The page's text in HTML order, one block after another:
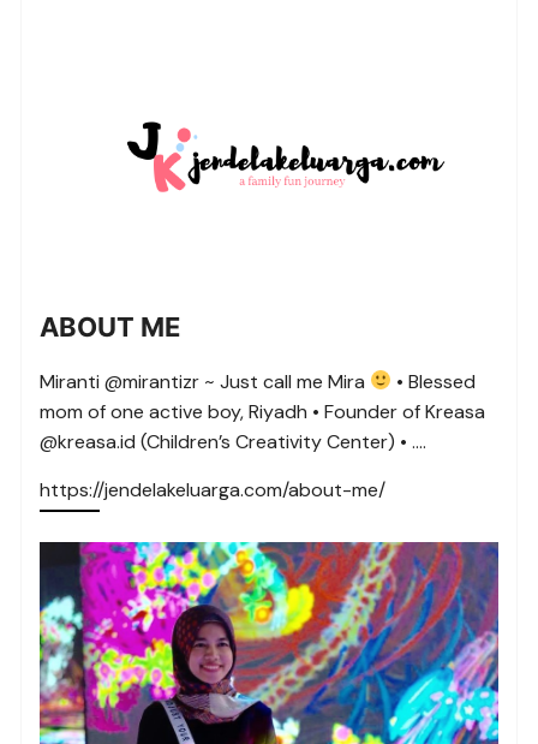
ABOUT ME
Miranti @mirantizr ~ Just call me Mira
• Blessed
mom of one active boy, Riyadh • Founder of Kreasa
@kreasa.id (Children’s Creativity Center) • ….
https://jendelakeluarga.com/about-me/